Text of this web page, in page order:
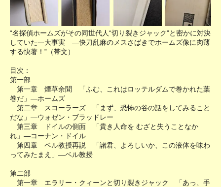
“名探偵ホームズがその同世代人“切り裂きジャック”と密かに対決
していた一大事実 ―快刀乱麻のメスさばきでホームズ像に肉薄
する快著！”（帯文）
目次：
第一部
第一章 煙草余聞 「ふむ、これはロッテルダムで巻かれた葉
巻だ」―ホームズ
第二章 スコーラーズ 「まず、恐怖の谷の話をしてみること
だな」―ウォゼン・ブラッドレー
第三章 ドイルの側面 「貴き人命を むざと失うことなか
れ」―コーナン・ドイル
第四章 ベル教授再説 「諸君、よろしいか、この液体を味わ
ってみたまえ」―ベル教授
第二部
第一章 エラリー・クィーンと切り裂きジャック 「あっ、手